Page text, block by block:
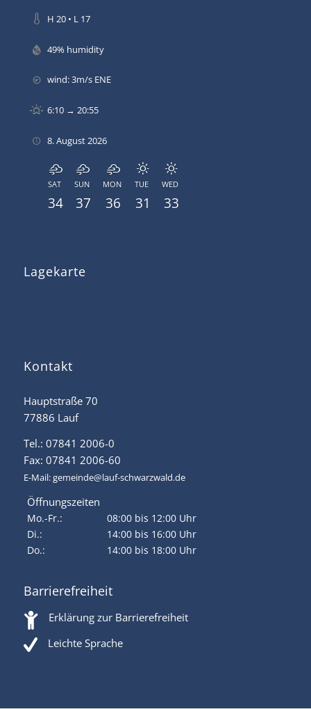
H 20 • L 17
49% humidity
wind: 3m/s ENE
6:10 → 20:55
8. August 2026
SAT
34
SUN
37
MON
36
TUE
31
WED
33
Lagekarte
Kontakt
Hauptstraße 70
77886 Lauf
Tel.: 07841 2006-0
Fax: 07841 2006-60
E-Mail:gemeinde@lauf-schwarzwald.de
Öffnungszeiten
Mo.-Fr.:
08:00 bis 12:00 Uhr
Di.:
14:00 bis 16:00 Uhr
Do.:
14:00 bis 18:00 Uhr
Barrierefreiheit
Erklärung zur Barrierefreiheit
Leichte Sprache